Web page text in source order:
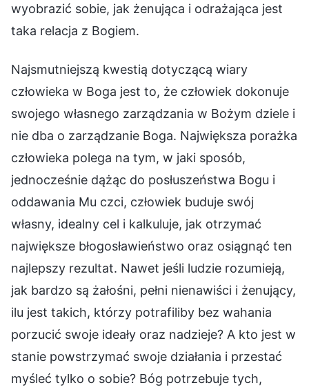
wyobrazić sobie, jak żenująca i odrażająca jest
taka relacja z Bogiem.
Najsmutniejszą kwestią dotyczącą wiary
człowieka w Boga jest to, że człowiek dokonuje
swojego własnego zarządzania w Bożym dziele i
nie dba o zarządzanie Boga. Największa porażka
człowieka polega na tym, w jaki sposób,
jednocześnie dążąc do posłuszeństwa Bogu i
oddawania Mu czci, człowiek buduje swój
własny, idealny cel i kalkuluje, jak otrzymać
największe błogosławieństwo oraz osiągnąć ten
najlepszy rezultat. Nawet jeśli ludzie rozumieją,
jak bardzo są żałośni, pełni nienawiści i żenujący,
ilu jest takich, którzy potrafiliby bez wahania
porzucić swoje ideały oraz nadzieje? A kto jest w
stanie powstrzymać swoje działania i przestać
myśleć tylko o sobie? Bóg potrzebuje tych,